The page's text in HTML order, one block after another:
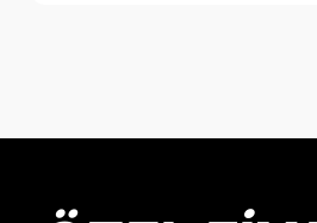
Ürün resmi kalitesiz, bozuk